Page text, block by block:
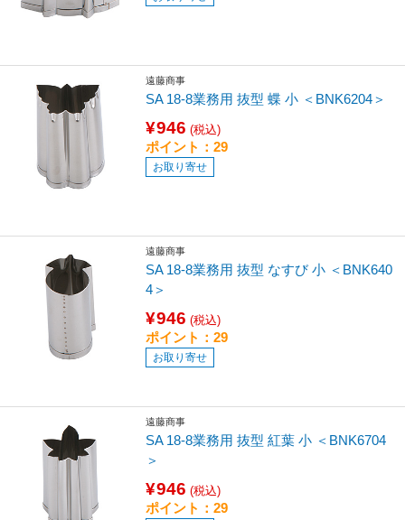
遠藤商事
SA 18-8業務用 抜型 蝶 小 ＜BNK6204＞
¥946 (税込)
ポイント：29
お取り寄せ
遠藤商事
SA 18-8業務用 抜型 なすび 小 ＜BNK640
4＞
¥946 (税込)
ポイント：29
お取り寄せ
遠藤商事
SA 18-8業務用 抜型 紅葉 小 ＜BNK6704
＞
¥946 (税込)
ポイント：29